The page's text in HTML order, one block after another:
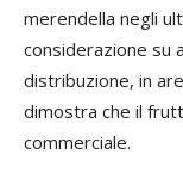
merendella negli
considerazione su
distribuzione, in
dimostra che il
commerciale.